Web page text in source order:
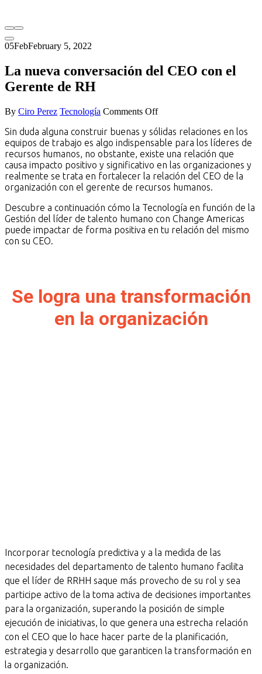
05FebFebruary 5, 2022
La nueva conversación del CEO con el
Gerente de RH
By Ciro Perez Tecnología Comments Offon
nueva
conversación
del
CEO
con
el
de
RH
Sin duda alguna construir buenas y sólidas relaciones en los
equipos de trabajo es algo indispensable para los líderes de
recursos humanos, no obstante, existe una relación que
causa impacto positivo y significativo en las organizaciones y
realmente se trata en fortalecer la relación del CEO de la
organización con el gerente de recursos humanos.
Descubre a continuación cómo la Tecnología en función de la
Gestión del líder de talento humano con Change Americas
puede impactar de forma positiva en tu relación del mismo
con su CEO.
Se logra una transformación
en la organización
Incorporar tecnología predictiva y a la medida de las
necesidades del departamento de talento humano facilita
que el líder de RRHH saque más provecho de su rol y sea
participe activo de la toma activa de decisiones importantes
para la organización, superando la posición de simple
ejecución de iniciativas, lo que genera una estrecha relación
con el CEO que lo hace hacer parte de la planificación,
estrategia y desarrollo que garanticen la transformación en
la organización.